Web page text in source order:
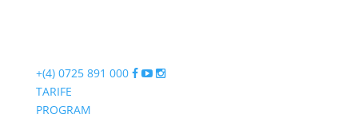
+(4) 0725 891 000
TARIFE
PROGRAM